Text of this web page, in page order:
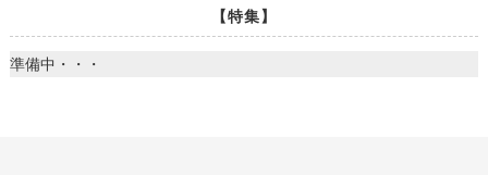
【特集】
準備中・・・